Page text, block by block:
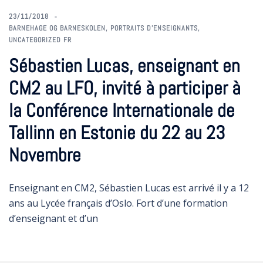
23/11/2018
BARNEHAGE OG BARNESKOLEN, PORTRAITS D'ENSEIGNANTS,
UNCATEGORIZED FR
Sébastien Lucas, enseignant en
CM2 au LFO, invité à participer à
la Conférence Internationale de
Tallinn en Estonie du 22 au 23
Novembre
Enseignant en CM2, Sébastien Lucas est arrivé il y a 12
ans au Lycée français d’Oslo. Fort d’une formation
d’enseignant et d’un